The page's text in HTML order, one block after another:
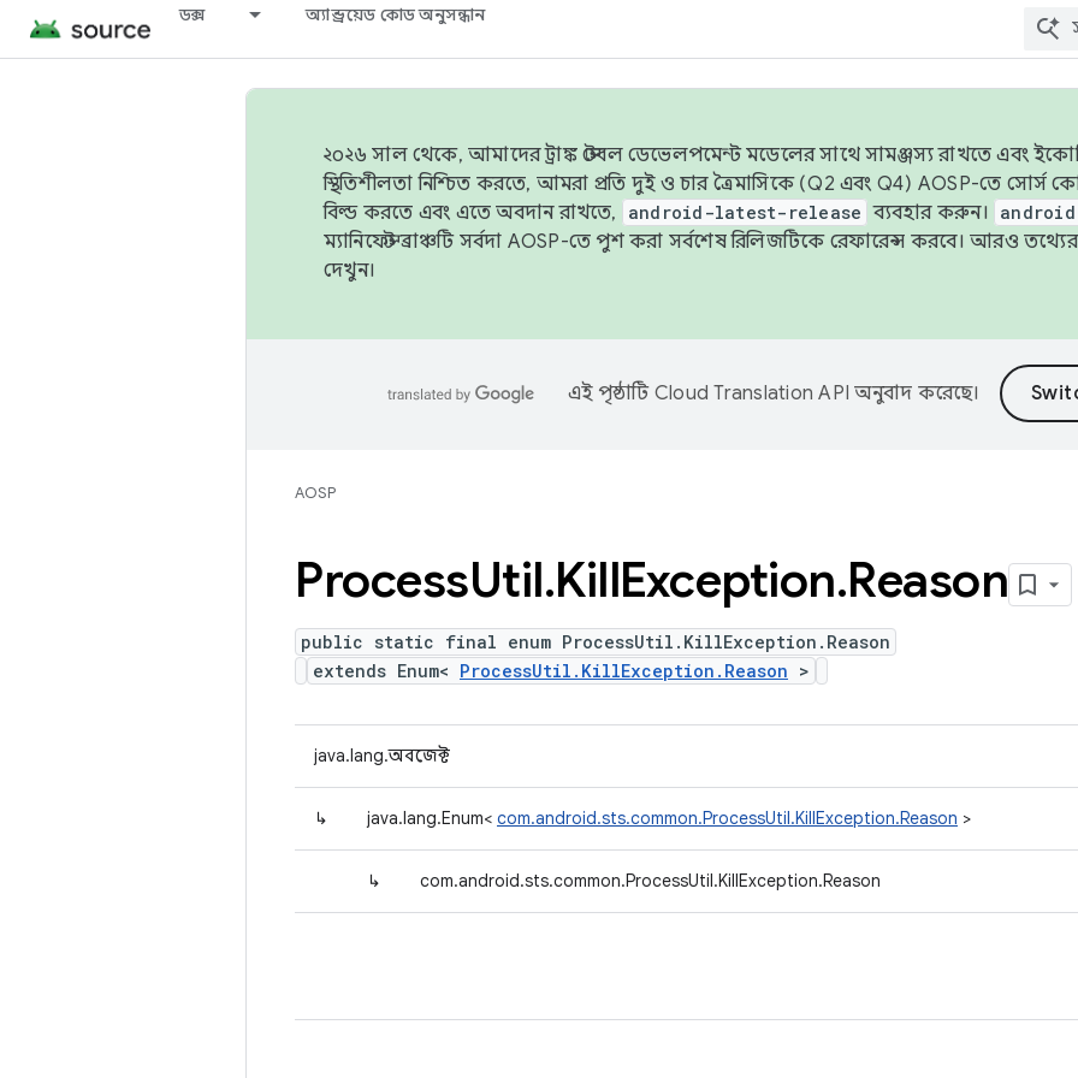
ডক্স অ্যান্ড্রয়েড কোড অনুসন্ধান
২০২৬ সাল থেকে, আমাদের ট্রাঙ্ক স্টেবল ডেভেলপমেন্ট মডেলের সাথে সামঞ্জস্য রাখতে এবং
স্থিতিশীলতা নিশ্চিত করতে, আমরা প্রতি দুই ও চার ত্রৈমাসিকে (Q2 এবং Q4) AOSP-তে সোর্স
বিল্ড করতে এবং এতে অবদান রাখতে,
android-latest-release ব্যবহার করুন।
ম্যানিফেস্ট ব্রাঞ্চটি সর্বদা AOSP-তে পুশ করা সর্বশেষ রিলিজটিকে রেফারেন্স করবে। আরও
দেখুন।
এই পৃষ্ঠাটি Cloud Translation API অনুবাদ করেছে।
AOSP
ProcessUtil.KillException.Reason
public static final enum ProcessUtil.KillException.Reason
extends Enum< ProcessUtil.KillException.Reason >
java.lang.অবজেক্ট
↳ java.lang.Enum< com.android.sts.common.ProcessUtil.KillException.Reason >
↳ com.android.sts.common.ProcessUtil.KillException.Reason